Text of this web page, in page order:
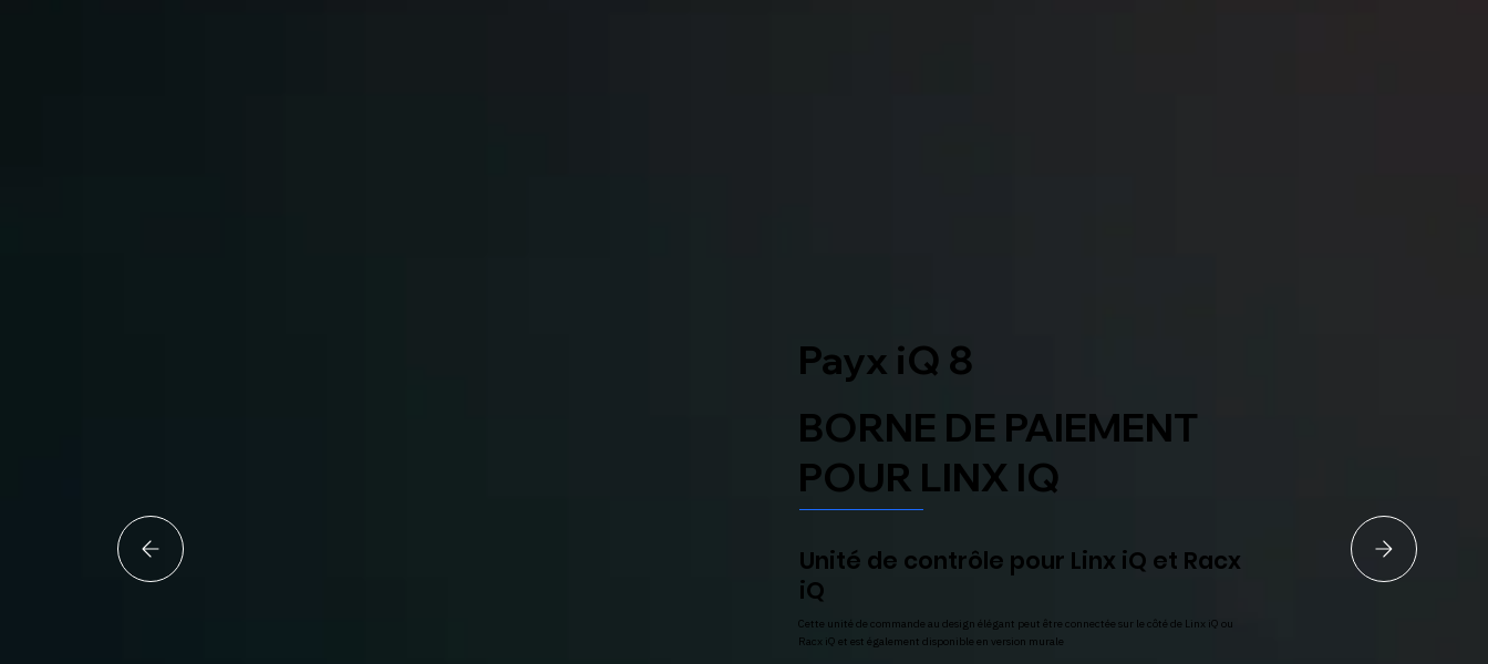
Payx iQ 8
BORNE DE PAIEMENT
POUR LINX IQ
Unité de contrôle pour Linx iQ et Racx
iQ
Cette unité de commande au design élégant peut être connectée sur le côté de Linx iQ ou
Racx iQ et est également disponible en version murale